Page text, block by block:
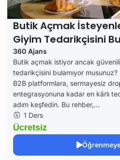
Butik Açmak
Giyim Tedarikçisini
360 Ajans
Butik açmak istiyor ancak
tedarikçisini bulamıyor
B2B platformlara, sermayesiz
entegrasyonuna kadar en kârlı
adım keşfedin. Bu rehber,...
1 Ders
Ücretsiz